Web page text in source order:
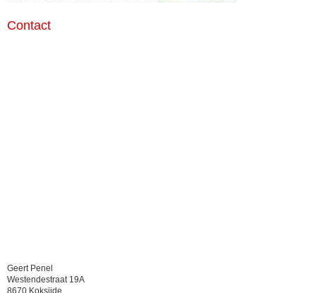
Contact
Geert Penel
Westendestraat 19A
8670 Koksijde